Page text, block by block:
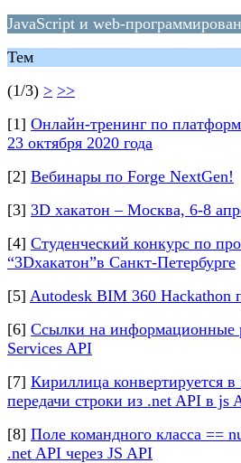
JavaScript и web-
Тем
(1/3) > >>
[1] Онлайн-тренинг по
23 октября 2020 года
[2] Вебинары по Forge NextGen!
[3] 3D хакатон – Москва, 6-8
[4] Студенческий конкурс по
“3Dхакатон”в Санкт-Петербурге
[5] Autodesk BIM 360 Hackathon
[6] Ссылки на информационные
Services API
[7] Кириллица конвертируется
передачи строки из .net API в js
[8] Поле командного класса ==
.net API через JS API